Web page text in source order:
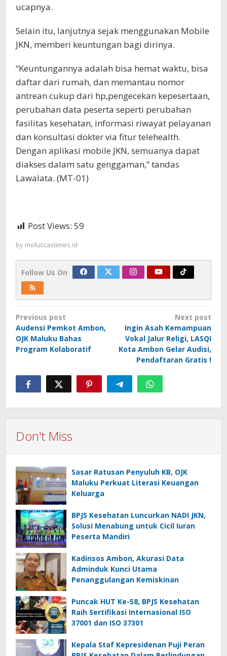
ucapnya.
Selain itu, lanjutnya sejak menggunakan Mobile
JKN, memberi keuntungan bagi dirinya.
“Keuntungannya adalah bisa hemat waktu, bisa
daftar dari rumah, dan memantau nomor
antrean cukup dari hp,pengecekan kepesertaan,
perubahan data peserta seperti perubahan
fasilitas kesehatan, informasi riwayat pelayanan
dan konsultasi dokter via fitur telehealth.
Dengan aplikasi mobile JKN, semuanya dapat
diakses dalam satu genggaman,” tandas
Lawalata. (MT-01)
Post Views: 59
by moluccastimes.id
Follow Us On
Post
navigation
Previous post
Audensi Pemkot Ambon,
OJK Maluku Bahas
Program Kolaboratif
Next post
Ingin Asah Kemampuan
Vokal Jalur Religi, LASQI
Kota Ambon Gelar Audisi,
Pendaftaran Gratis !
Don't Miss
Sasar Ratusan Penyuluh KB, OJK
Maluku Perkuat Literasi Keuangan
Keluarga
BPJS Kesehatan Luncurkan NADI JKN,
Solusi Menabung untuk Cicil Iuran
Peserta Mandiri
Kadinsos Ambon, Akurasi Data
Adminduk Kunci Utama
Penanggulangan Kemiskinan
Puncak HUT Ke-58, BPJS Kesehatan
Raih Sertifikasi Internasional ISO
37001 dan ISO 37301
Kepala Staf Kepresidenan Puji Peran